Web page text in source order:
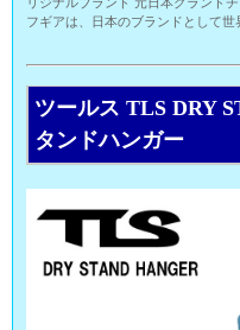
フギアは、日本のブランドとして世
ツールス TLS DRY
タンドハンガー